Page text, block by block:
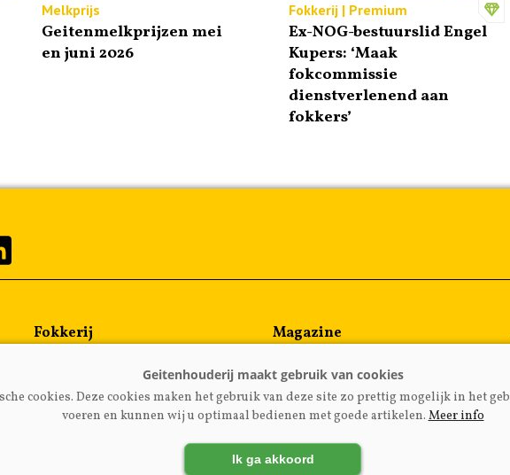
Melkprijs
Geitenmelkprijzen mei
en juni 2026
Fokkerij | Premium
Ex-NOG-bestuurslid Engel
Kupers: ‘Maak
fokcommissie
dienstverlenend aan
fokkers’
Fokkerij
Algemeen
Melkprijzen
Magazine
cookies. Deze cookies maken het gebruik van deze site zo prettig mogelijk in het
voeren en kunnen wij u optimaal bedienen met goede artikelen.Meer info
Ik ga akkoord